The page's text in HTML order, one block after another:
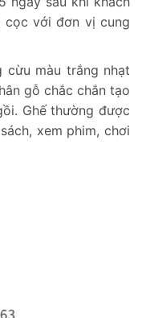
cọc với đơn vị cung
cừu màu trắng nhạt
gỗ chắc chắn tạo
Ghế thường được
xem phim, chơi